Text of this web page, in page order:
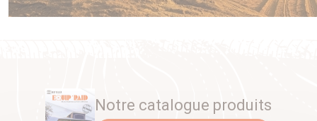
Notre catalogue produits